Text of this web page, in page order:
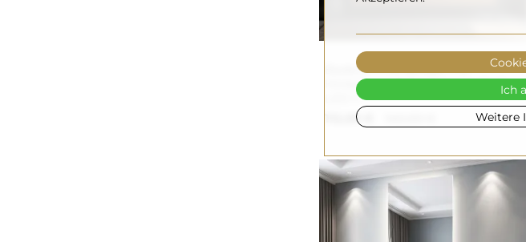
Badezimmerspiegel mit
Hintergrundbeleuchtung ELIF
LED II
112,00 €
Weitere
Ich